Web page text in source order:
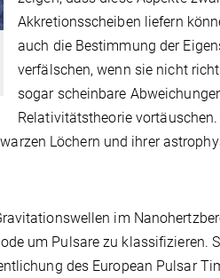
Akkretionsscheiben liefern
auch die Bestimmung der
verfälschen, wenn sie nicht
sogar scheinbare
Relativitätstheorie
Löchern und ihrer
im
um Pulsare zu klassifizieren.
des European Pulsar